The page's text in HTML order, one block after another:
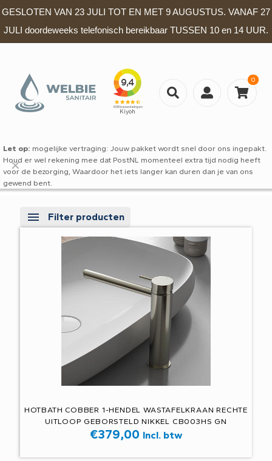
GESLOTEN VAN 23 JULI TOT EN MET 9 AUGUSTUS. VANAF 27
JULI doordeweeks telefonisch bereikbaar TUSSEN 10 en 14 UUR.
0
Let op: mogelijke vertraging: Jouw pakket wordt snel door ons ingepakt.
Houd er wel rekening mee dat PostNL momenteel extra tijd nodig heeft
voor de bezorging, Waardoor het iets langer kan duren dan je van ons
gewend bent.
✕
Filter producten
HOTBATH COBBER 1-HENDEL WASTAFELKRAAN RECHTE
UITLOOP GEBORSTELD NIKKEL CB003HS GN
€379,00 Incl. btw